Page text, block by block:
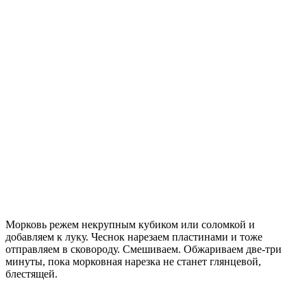
Морковь режем некрупным кубиком или соломкой и
добавляем к луку. Чеснок нарезаем пластинами и тоже
отправляем в сковороду. Смешиваем. Обжариваем две-три
минуты, пока морковная нарезка не станет глянцевой,
блестящей.